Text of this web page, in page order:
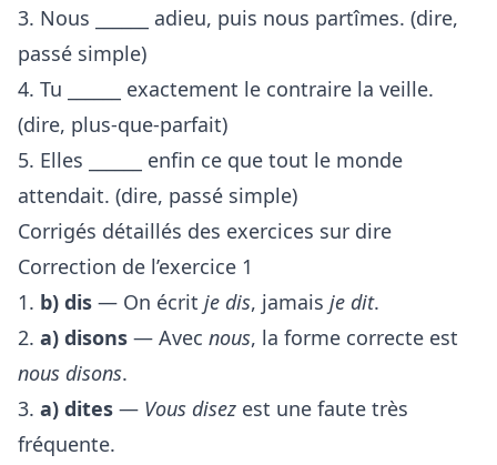
3. Nous ______ adieu, puis nous partîmes. (dire,
passé simple)
4. Tu ______ exactement le contraire la veille.
(dire, plus-que-parfait)
5. Elles ______ enfin ce que tout le monde
attendait. (dire, passé simple)
Corrigés détaillés des exercices sur dire
Correction de l’exercice 1
1. b) dis — On écrit je dis, jamais je dit.
2. a) disons — Avec nous, la forme correcte est
nous disons.
3. a) dites — Vous disez est une faute très
fréquente.